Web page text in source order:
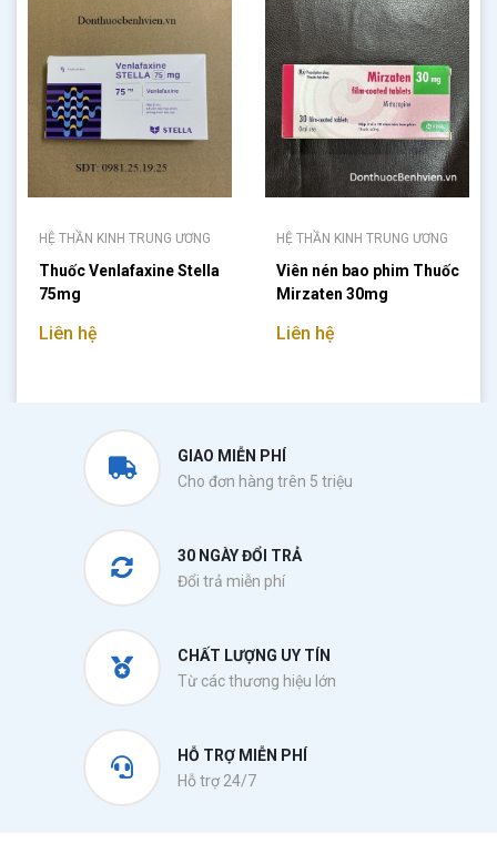
HỆ THẦN KINH TRUNG ƯƠNG
Thuốc Venlafaxine Stella
75mg
Liên hệ
HỆ THẦN KINH TRUNG ƯƠNG
Viên nén bao phim Thuốc
Mirzaten 30mg
Liên hệ
GIAO MIỄN PHÍ
Cho đơn hàng trên 5 triệu
30 NGÀY ĐỔI TRẢ
Đổi trả miễn phí
CHẤT LƯỢNG UY TÍN
Từ các thương hiệu lớn
HỖ TRỢ MIỄN PHÍ
Hỗ trợ 24/7